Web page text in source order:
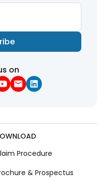
on
Procedure
& Prospectus